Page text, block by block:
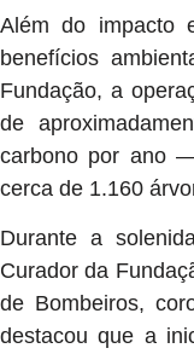
Além do impacto
benefícios
Fundação, a
de
carbono por ano
cerca de 1.160
Durante a
Curador da
de Bombeiros,
destacou que a